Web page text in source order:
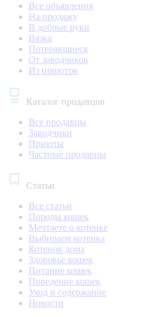
Все объявления
На продажу
В добрые руки
Вязка
Потерявшиеся
От заводчиков
Из приютов
Каталог продавцов
Все продавцы
Заводчики
Приюты
Частные продавцы
Статьи
Все статьи
Породы кошек
Мечтаете о котенке
Выбираем котенка
Котенок дома
Здоровье кошек
Питание кошек
Поведение кошек
Уход и содержание
Новости